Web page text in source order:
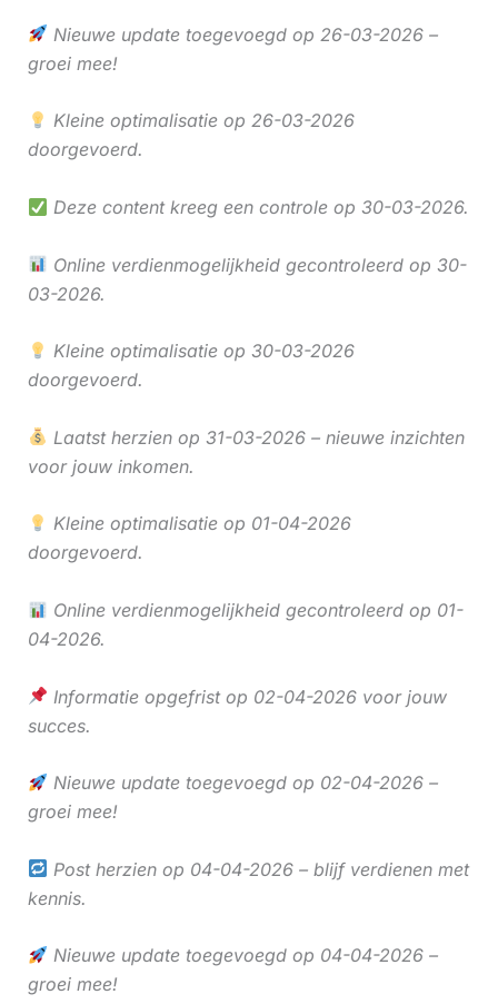
Nieuwe update toegevoegd op 26-03-2026 –
groei mee!
Kleine optimalisatie op 26-03-2026
doorgevoerd.
Deze content kreeg een controle op 30-03-2026.
Online verdienmogelijkheid gecontroleerd op 30-
03-2026.
Kleine optimalisatie op 30-03-2026
doorgevoerd.
Laatst herzien op 31-03-2026 – nieuwe inzichten
voor jouw inkomen.
Kleine optimalisatie op 01-04-2026
doorgevoerd.
Online verdienmogelijkheid gecontroleerd op 01-
04-2026.
Informatie opgefrist op 02-04-2026 voor jouw
succes.
Nieuwe update toegevoegd op 02-04-2026 –
groei mee!
Post herzien op 04-04-2026 – blijf verdienen met
kennis.
Nieuwe update toegevoegd op 04-04-2026 –
groei mee!